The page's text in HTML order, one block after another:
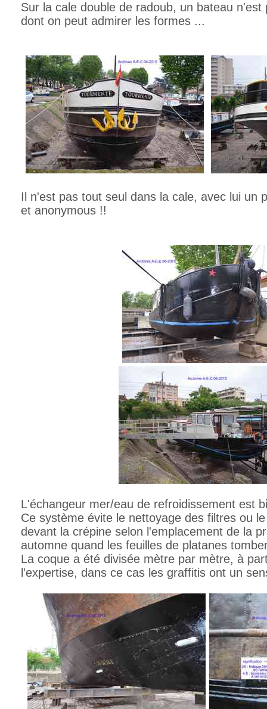
Sur la cale double de radoub, un bateau n'est
dont on peut admirer les formes ...
Il n'est pas tout seul dans la cale, avec lui un
et anonymous !!
L'échangeur mer/eau de refroidissement est
Ce système évite le nettoyage des filtres ou
devant la crépine selon l'emplacement de la
automne quand les feuilles de platanes
La coque a été divisée mètre par mètre, à
l'expertise, dans ce cas les graffitis ont un